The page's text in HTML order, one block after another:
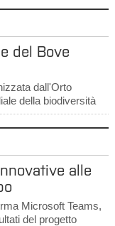
del Bove
dall'Orto
della biodiversità
alle
Microsoft Teams,
del progetto